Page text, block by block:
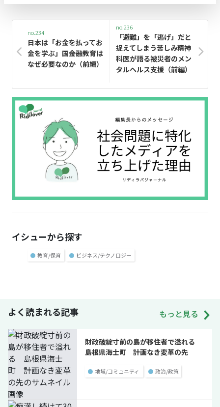
no.234
日本は「お金を払ってお
金を学ぶ」国――金融教育は
なぜ必要なのか（前編）
no.236
「避難」を「逃げ」だと
捉えてしまう苦しみ――精神
科医が語る被災者のメン
タルヘルス支援（前編）
イシューから探す
● 教育/保育 ● ビジネス/テクノロジー
よく読まれる記事 もっと見る
財政破綻寸前の島が移住者で溢れる
島根県海士町 計画なき変革の先
● 地域/コミュニティ ● 政治/政策